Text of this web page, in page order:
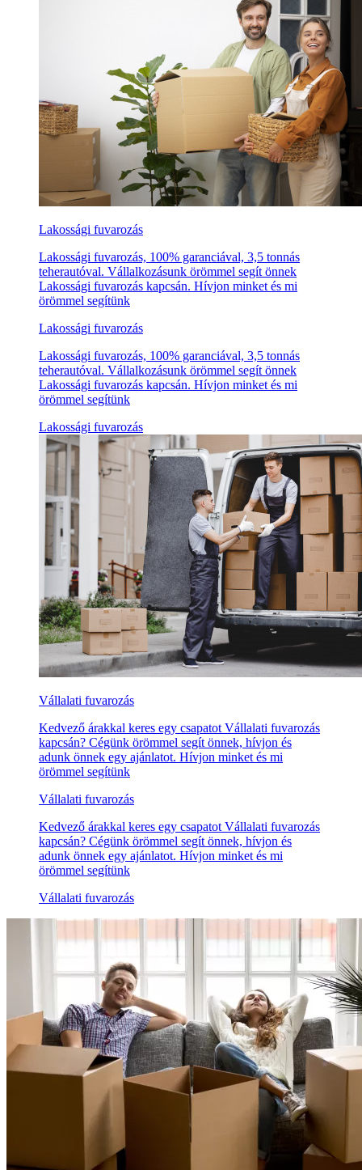
Lakossági fuvarozás
Lakossági fuvarozás, 100% garanciával, 3,5 tonnás
teherautóval. Vállalkozásunk örömmel segít önnek
Lakossági fuvarozás kapcsán. Hívjon minket és mi
örömmel segítünk
Lakossági fuvarozás
Lakossági fuvarozás, 100% garanciával, 3,5 tonnás
teherautóval. Vállalkozásunk örömmel segít önnek
Lakossági fuvarozás kapcsán. Hívjon minket és mi
örömmel segítünk
Lakossági fuvarozás
Vállalati fuvarozás
Kedvező árakkal keres egy csapatot Vállalati fuvarozás
kapcsán? Cégünk örömmel segít önnek, hívjon és
adunk önnek egy ajánlatot. Hívjon minket és mi
örömmel segítünk
Vállalati fuvarozás
Kedvező árakkal keres egy csapatot Vállalati fuvarozás
kapcsán? Cégünk örömmel segít önnek, hívjon és
adunk önnek egy ajánlatot. Hívjon minket és mi
örömmel segítünk
Vállalati fuvarozás